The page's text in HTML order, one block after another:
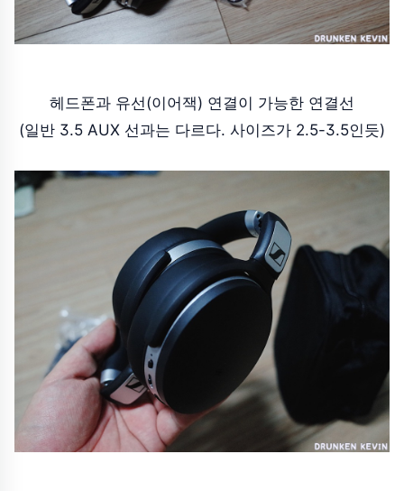
헤드폰과 유선(이어잭) 연결이 가능한 연결선
(일반 3.5 AUX 선과는 다르다. 사이즈가 2.5-3.5인듯)